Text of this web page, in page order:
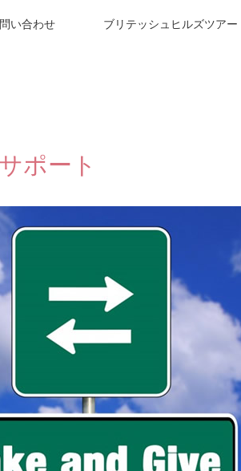
い合わせ ブリテッシュヒルズツアー
ポート